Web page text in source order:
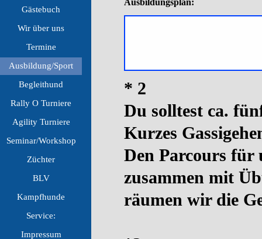
Gästebuch
Wir über uns
Termine
Ausbildung/Sport
Begleithund
▼
Rally O Turniere
▼
Agility Turniere
Seminar/Workshop
▼
Züchter
▼
BLV
▼
Kampfhunde
▼
Service:
Impressum
Ausbildungsplan:
* 2
Du solltest ca.
Kurzes
Den Parcours für
zusammen mit
räumen wir die